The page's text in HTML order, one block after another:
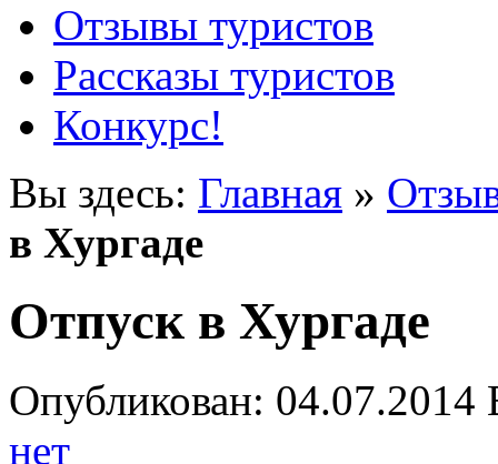
Отзывы туристов
Рассказы туристов
Конкурс!
Вы здесь: Главная »
в Хургаде
Отпуск в Хургаде
Опубликован:
нет